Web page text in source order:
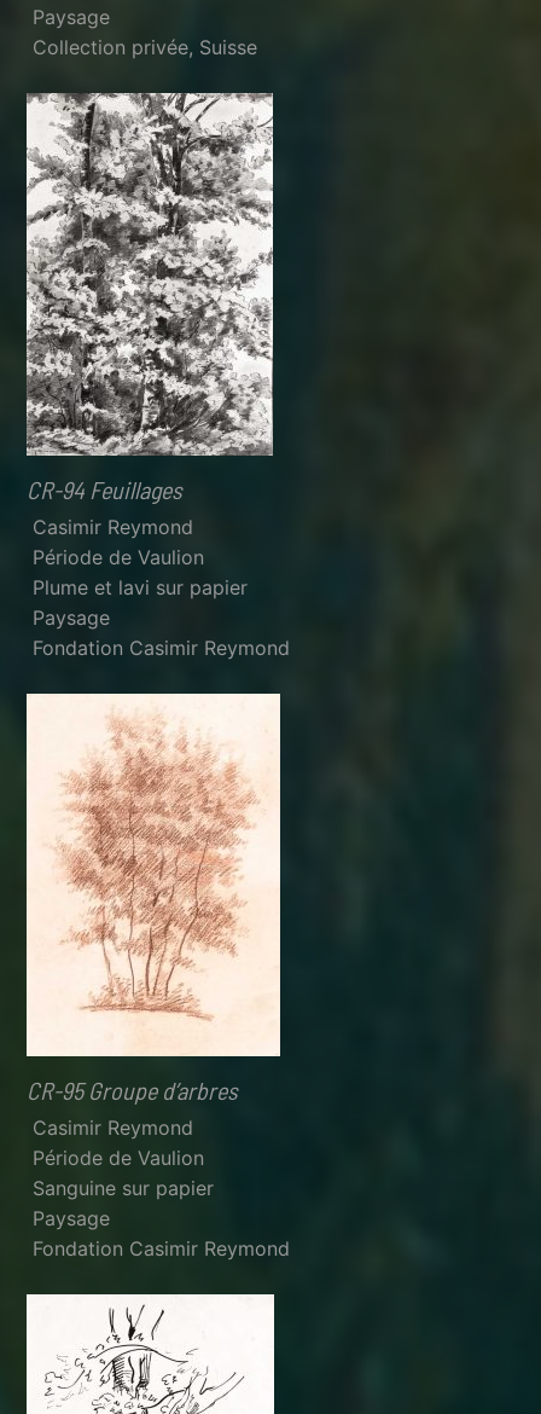
Paysage
Collection privée, Suisse
CR-94 Feuillages
Casimir Reymond
Période de Vaulion
Plume et lavi sur papier
Paysage
Fondation Casimir Reymond
CR-95 Groupe d’arbres
Casimir Reymond
Période de Vaulion
Sanguine sur papier
Paysage
Fondation Casimir Reymond